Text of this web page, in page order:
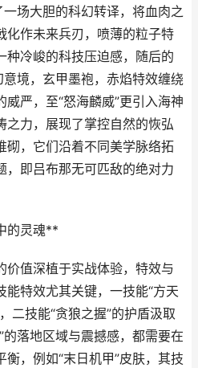
一场大胆的科幻转译，将血肉之
化作未来兵刃，喷薄的粒子特
种冷峻的科技压迫感，随后的
意境，玄甲墨袍，赤焰特效缠绕
严，至“怒海麟威”更引入海神
之力，展现了掌控自然的恢弘
砌，它们沿着不同美学脉络拓
，即吕布那无可匹敌的绝对力
的灵魂**
价值深植于实战体验，特效与
特效尤其关键，一技能“方天
二技能“贪狼之握”的护盾汲取
的落地区域与震撼感，都需要在
，例如“末日机甲”皮肤，其技